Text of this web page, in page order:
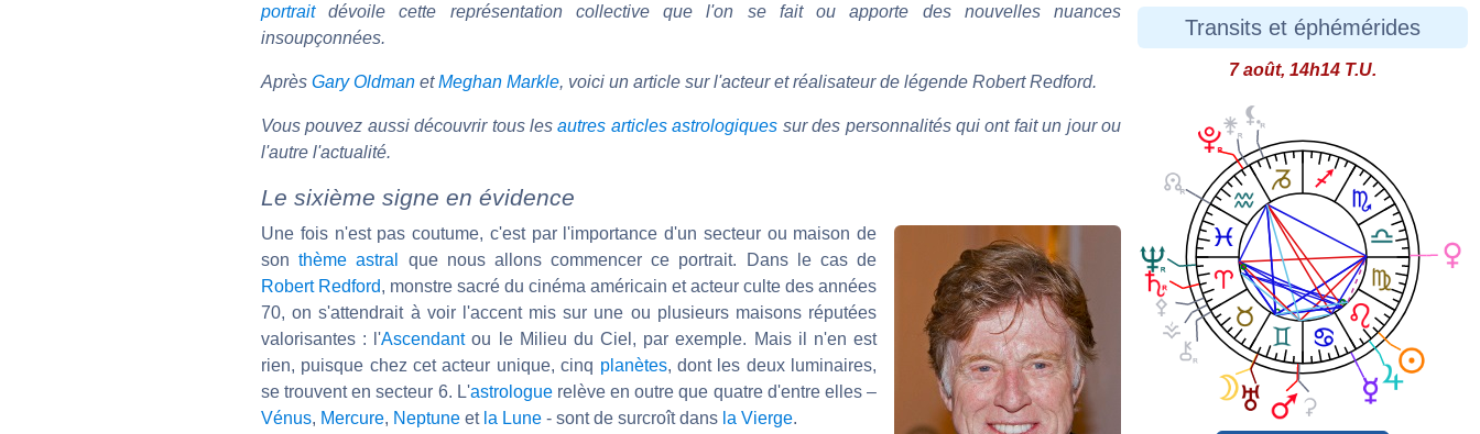
portraitdévoile cette représentation collective que l'on se fait ou apporte des nouvelles nuances
insoupçonnées.
Après Gary Oldman etMeghan Markle, voici un article sur l'acteur et réalisateur de légende Robert Redford.
Vous pouvez aussi découvrir tous lesautres articles astrologiques sur des personnalités qui ont fait un jour ou
l'autre l'actualité.
Le sixième signe en évidence
Une fois n'est pas coutume, c'est par l'importance d'un secteur ou maison de
sonthème astral
que nous allons commencer ce portrait. Dans le cas de
Robert Redford, monstre sacré du cinéma américain et acteur culte des années
70, on s'attendrait à voir l'accent mis sur une ou plusieurs maisons réputées
valorisantes : l'Ascendantou le Milieu du Ciel, par exemple. Mais il n'en est
rien, puisque chez cet acteur unique, cinq planètes, dont les deux luminaires,
se trouvent en secteur 6. L'astrologuerelève en outre que quatre d'entre elles –
Vénus, Mercure, Neptune et la Lune - sont de surcroît dans la Vierge.
Transits et éphémérides
7 août, 14h14 T.U.